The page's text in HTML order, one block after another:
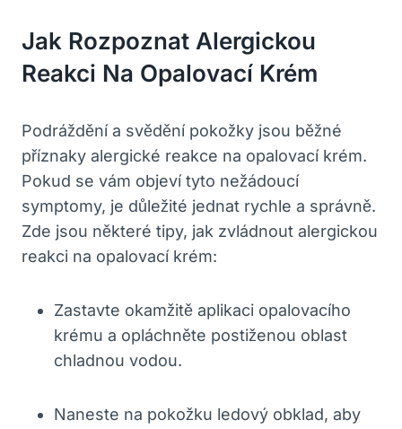
Jak Rozpoznat Alergickou
Reakci ‍na Opalovací ​krém
Podráždění a svědění pokožky jsou běžné
‌příznaky alergické reakce na opalovací krém.⁢
Pokud se vám objeví tyto nežádoucí
symptomy,​ je důležité jednat rychle a správně.
Zde jsou některé tipy, jak ​zvládnout alergickou
reakci na opalovací krém:
Zastavte ⁣okamžitě ‌aplikaci opalovacího⁢
krému a ⁣opláchněte postiženou⁤ oblast⁢
chladnou ‌vodou.
Naneste⁣ na⁢ pokožku ledový ‌obklad, aby